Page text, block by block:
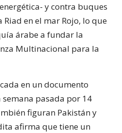
y contra buques
en el mar Rojo, lo que
árabe a fundar la
Multinacional para la
en un documento
pasada por 14
figuran Pakistán y
afirma que tiene un